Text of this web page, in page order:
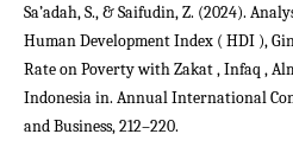
Sa’adah, S., & Saifudin, Z. (2024).
Human Development Index ( HDI ),
Rate on Poverty with Zakat , Infaq ,
Indonesia in. Annual International
and Business, 212–220.